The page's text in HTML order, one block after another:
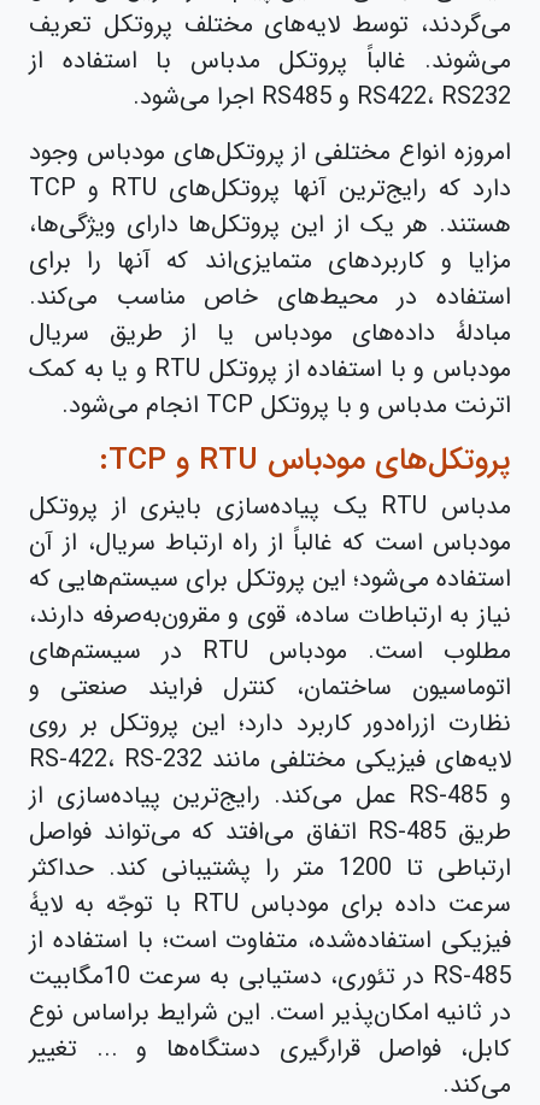
می‌گردند، توسط لایه‌های مختلف پروتکل تعریف
می‌شوند. غالباً پروتکل مدباس با استفاده از
RS422، RS232 و RS485 اجرا می‌شود.
امروزه انواع مختلفی از پروتکل‌های مودباس وجود
دارد که رایج‌ترین آنها پروتکل‌های RTU و TCP
هستند. هر یک از این پروتکل‌ها دارای ویژگی‌ها،
مزایا و کاربردهای متمایزی‌اند که آنها را برای
استفاده در محیط‌های خاص مناسب می‌کند.
مبادلۀ داده‌های مودباس یا از طریق سریال
مودباس و با استفاده از پروتکل RTU و یا به کمک
اترنت مدباس و با پروتکل TCP انجام ‌می‌شود.
پروتکل‌های مودباس RTU و TCP:
مدباس RTU یک پیاده‌سازی باینری از پروتکل
مودباس است که غالباً از راه ارتباط سریال، از آن
استفاده می‌شود؛ این پروتکل برای سیستم‌هایی که
نیاز به ارتباطات ساده، قوی و مقرون‌به‌صرفه دارند،
مطلوب است. مودباس RTU در سیستم‌های
اتوماسیون ساختمان، کنترل فرایند صنعتی و
نظارت ازراه‌دور کاربرد دارد؛ این پروتکل بر روی
لایه‌های فیزیکی مختلفی مانند RS-422، RS-232
و RS-485 عمل می‌کند. رایج‌ترین پیاده‌سازی از
طریق RS-485 اتفاق می‌‌افتد که می‌تواند فواصل
ارتباطی تا 1200 متر را پشتیبانی ‌کند. حداکثر
سرعت داده برای مودباس RTU با توجّه به لایۀ
فیزیکی استفاده‌شده، متفاوت است؛ با استفاده از
RS-485 در تئوری، دستیابی به سرعت 10مگابیت
در ثانیه امکان‌پذیر است. این شرایط براساس نوع
کابل، فواصل قرارگیری دستگاه‌ها و ... تغییر
می‌کند.